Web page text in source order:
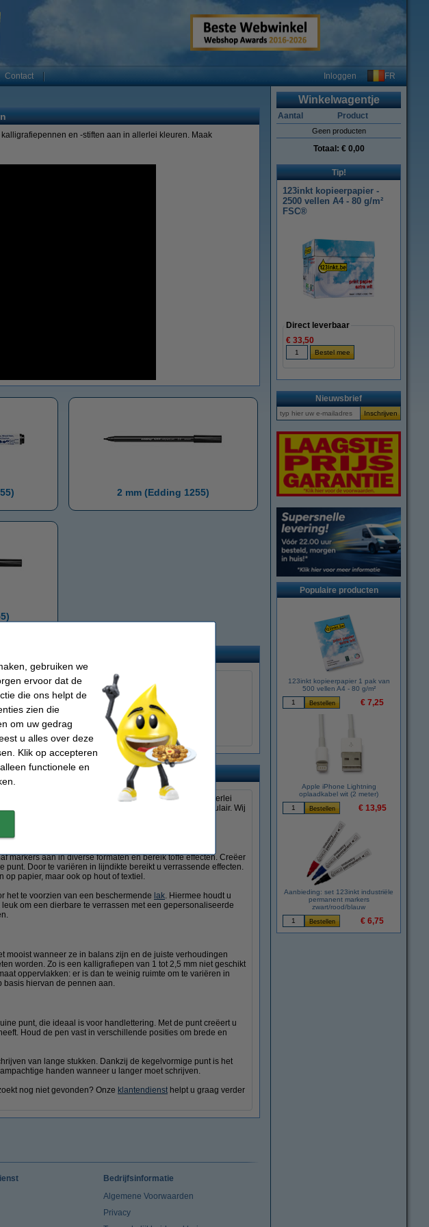
Contact Inloggen FR
en -stiften aan in allerlei kleuren. Maak
2 mm (Edding 1255)
online bij 123inkt.be
uw handschrift creëert u geweldige ontwerpen voor allerlei
erbij: deze hobby is rustgevend én razend populair. Wij
markers aan in diverse formaten en bereik toffe effecten. Creëer
Door te variëren in lijndikte bereikt u verrassende effecten.
op papier, maar ook op hout of textiel.
het te voorzien van een beschermende lak. Hiermee houdt u
om een dierbare te verrassen met een gepersonaliseerde
mooist wanneer ze in balans zijn en de juiste verhoudingen
worden. Zo is een kalligrafiepen van 1 tot 2,5 mm niet geschikt
oppervlakken: er is dan te weinig ruimte om te variëren in
basis hiervan de pennen aan.
punt, die ideaal is voor handlettering. Met de punt creëert u
Houd de pen vast in verschillende posities om brede en
van lange stukken. Dankzij de kegelvormige punt is het
handen wanneer u langer moet schrijven.
nog niet gevonden? Onze klantendienst helpt u graag verder
Winkelwagentje
Aantal Product
Geen producten
Totaal: € 0,00
Tip!
123inkt kopieerpapier -
2500 vellen A4 - 80 g/m²
FSC®
Direct leverbaar
€ 33,50
Nieuwsbrief
Populaire producten
123inkt kopieerpapier 1 pak van
500 vellen A4 - 80 g/m²
€ 7,25
Apple iPhone Lightning
oplaadkabel wit (2 meter)
€ 13,95
Aanbieding: set 123inkt industriële
permanent markers
zwart/rood/blauw
€ 6,75
Bedrijfsinformatie
Algemene Voorwaarden
Privacy
gebruiken we
ervoor dat de
die ons helpt de
zien die
om uw gedrag
u alles over deze
Klik op accepteren
functionele en